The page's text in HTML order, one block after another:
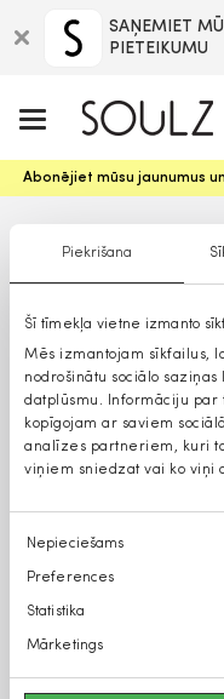
Piekrišana
Šī tīmekļa vietne izmanto
Mēs izmantojam sīkfailus,
nodrošinātu sociālo
datplūsmu. Informāciju par
kopīgojam ar saviem
analīzes partneriem, kuri
viņiem sniedzat vai ko viņi
Piekrišanas
izvēle
Nepieciešams
Preferences
Statistika
Mārketings
SAŅEMIET
PIETEIKUMU
Abonējiet mūsu jaunumus